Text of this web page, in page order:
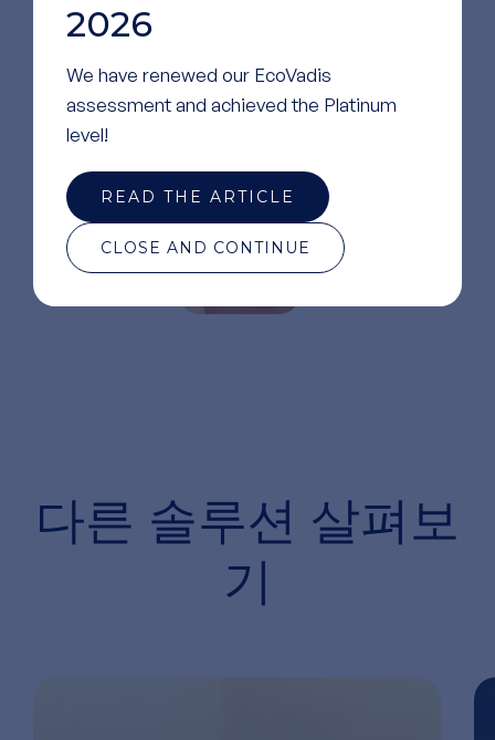
2026
We have renewed our EcoVadis
assessment and achieved the Platinum
level!
READ THE ARTICLE
CLOSE AND CONTINUE
화장품 응용 분야
수분 유지
자유 라디칼 제거
항산화 활성
다른 솔루션 살펴보
기